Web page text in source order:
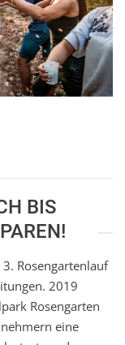
BIS
Rosengartenlauf
2019
Rosengarten
eine